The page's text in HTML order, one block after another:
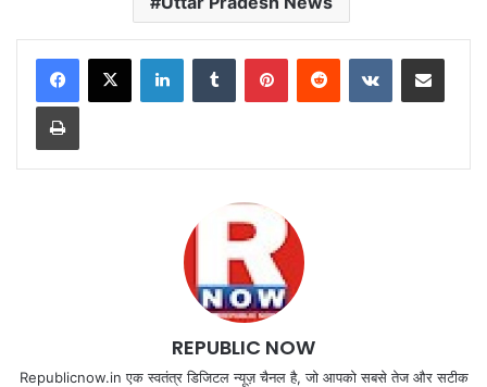
LinkedInTumblr PinterestReddit VKontakteShare via Email
Print
REPUBLIC NOW
Republicnow.in एक स्वतंत्र डिजिटल न्यूज़ चैनल है, जो आपको सबसे तेज और सटीक